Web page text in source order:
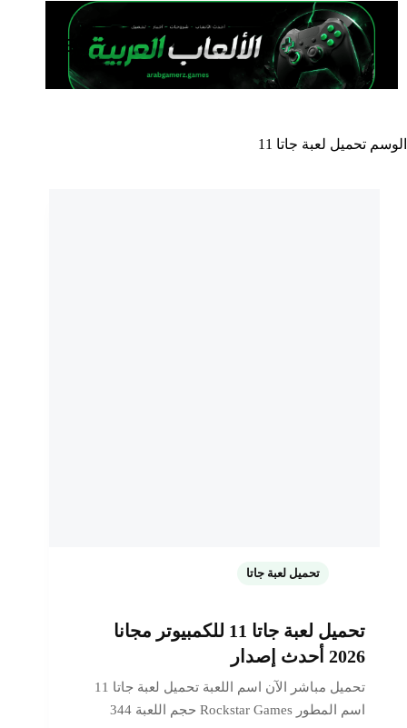
التجاوز
المحتوى
الوسم تحميل لعبة جاتا 11
تحميل لعبة جاتا
تحميل لعبة جاتا 11 للكمبيوتر مجانا
2026 أحدث إصدار
تحميل مباشر الآن اسم اللعبة تحميل لعبة جاتا 11
اسم المطور Rockstar Games حجم اللعبة 344